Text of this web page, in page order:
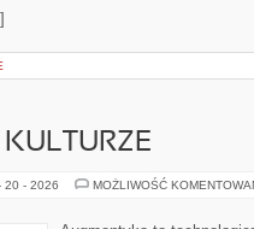
20 - 2026 MOŻLIWOŚĆ